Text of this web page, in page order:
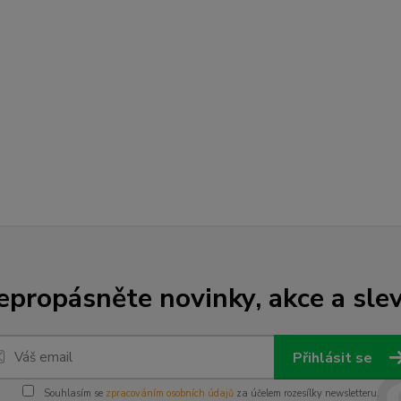
novinky, akce a
Přihlásit se
Souhlasím se zpracováním osobních údajůza účelem rozesílky newsletteru.